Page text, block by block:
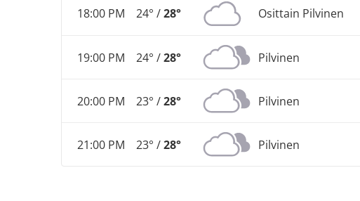
18:00 PM 24° /28° Osittain Pilvinen
19:00 PM 24° /28° Pilvinen
20:00 PM 23° /28° Pilvinen
21:00 PM 23° /28° Pilvinen